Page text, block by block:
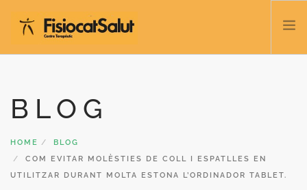
SERVEIS I CLASSES
NOSALTRES
CONTACTE
BLOC
BLOG
HOME
BLOG
COM EVITAR MOLÈSTIES DE COLL I ESPATLLES EN
UTILITZAR DURANT MOLTA ESTONA L’ORDINADOR TABLET.